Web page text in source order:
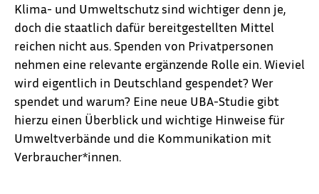
Klima- und Umweltschutz sind wichtiger denn je,
doch die staatlich dafür bereitgestellten Mittel
reichen nicht aus. Spenden von Privatpersonen
nehmen eine relevante ergänzende Rolle ein. Wieviel
wird eigentlich in Deutschland gespendet? Wer
spendet und warum? Eine neue UBA-Studie gibt
hierzu einen Überblick und wichtige Hinweise für
Umweltverbände und die Kommunikation mit
Verbraucher*innen.